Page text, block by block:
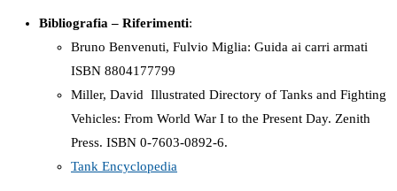
Bibliografia – Riferimenti:
Bruno Benvenuti, Fulvio Miglia: Guida ai carri armati
ISBN 8804177799
Miller, David Illustrated Directory of Tanks and Fighting
Vehicles: From World War I to the Present Day. Zenith
Press. ISBN 0-7603-0892-6.
Tank Encyclopedia